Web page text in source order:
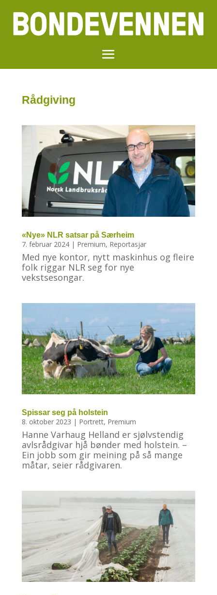
Rådgiving
«Nye» NLR satsar på Særheim
7. februar 2024| Premium, Reportasjar
Med nye kontor, nytt maskinhus og fleire
folk riggar NLR seg for nye
vekstsesongar.
Spissar seg på holstein
8. oktober 2023 | Portrett, Premium
Hanne Varhaug Helland er sjølvstendig
avlsrådgivar hjå bønder med holstein. –
Ein jobb som gir meining på så mange
måtar, seier rådgivaren.